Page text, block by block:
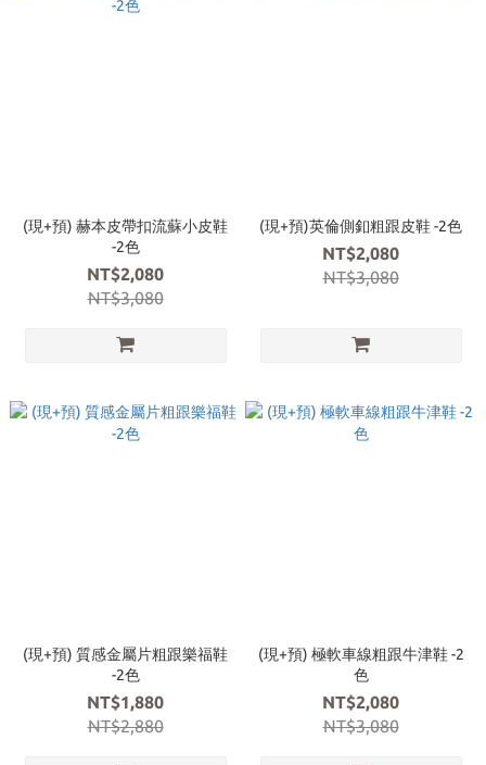
(現+預) 赫本皮帶扣流蘇小皮鞋
-2色
NT$2,080
NT$3,080
(現+預)英倫側釦粗跟皮鞋 -2色
NT$2,080
NT$3,080
(現+預) 質感金屬片粗跟樂福鞋
-2色
NT$1,880
NT$2,880
(現+預) 極軟車線粗跟牛津鞋 -2
色
NT$2,080
NT$3,080